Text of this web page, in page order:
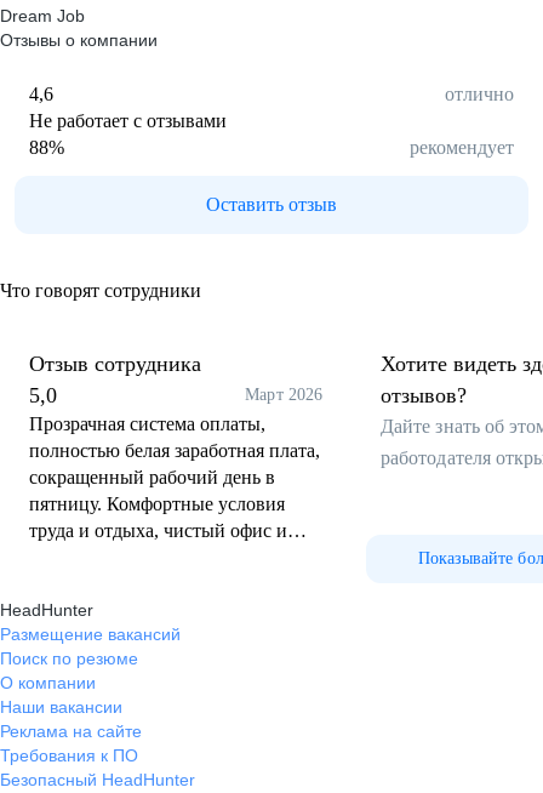
Dream Job
Отзывы о компании
4,6
отлично
Не работает с отзывами
88% рекомендует
Оставить отзыв
Что говорят сотрудники
Отзыв сотрудника
5,0
Март 2026
Прозрачная система оплаты,
полностью белая заработная плата,
сокращенный рабочий день в
пятницу. Комфортные условия
труда и отдыха, чистый офис и
Хотите видеть
отзывов?
Дайте знать об
работодателя
Показывайте
HeadHunter
Размещение вакансий
Поиск по резюме
О компании
Наши вакансии
Реклама на сайте
Требования к ПО
Безопасный HeadHunter